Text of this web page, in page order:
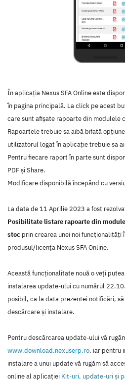
În aplicația Nexus SFA Online este
în pagina principală. La click pe acest
care sunt afișate rapoarte din modulele
Rapoartele trebuie sa aibă bifată
utilizatorul logat în aplicație trebuie sa
Pentru fiecare raport în parte sunt
PDF și Share.
Modificare disponibilă începând cu
La data de 11 Aprilie 2023 a fost
Posibilitate listare rapoarte din
stoc prin crearea unei noi funcţionalităţi
produsul/licenţa Nexus SFA Online.
Această funcţionalitate nouă o veţi
instalarea update-ului cu numărul
posibil, ca la data prezentei notificări,
descărcare şi instalare.
Pentru descărcarea update-ului vă
www.download.nexuserp.ro, iar pentru
instalare a unui update vă rugăm să
online al aplicaţiei Kit-uri, update-uri şi